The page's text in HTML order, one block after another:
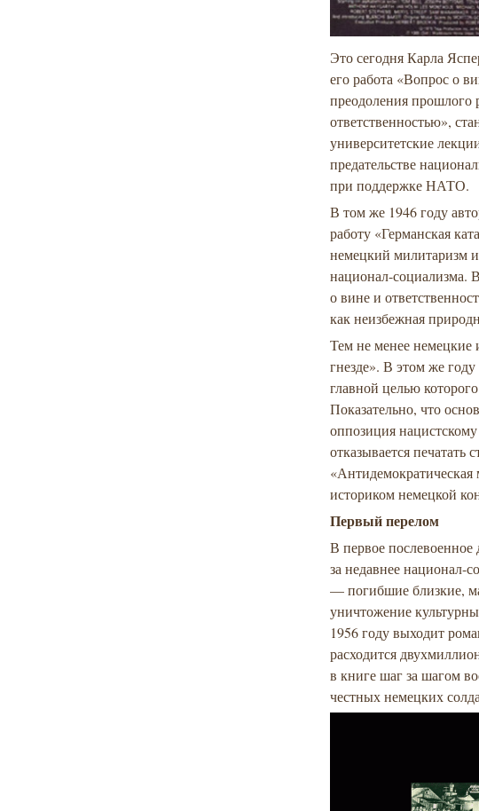
Это сегодня Карла
его работа «Вопрос о
преодоления прошлого
ответственностью»,
университетские
предательстве
при поддержке НАТО.
В том же 1946 году
работу «Германская
немецкий милитаризм
национал-социализма.
о вине и
как неизбежная
Тем не менее немецкие
гнезде». В этом же
главной целью
Показательно, что
оппозиция
отказывается печатать
историком немецкой
Первый перелом
В первое послевоенное
за недавнее национал-
— погибшие близкие,
уничтожение
1956 году выходит
расходится
в книге шаг за шагом
честных немецких